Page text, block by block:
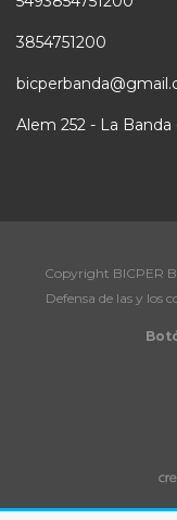
3854751200
Alem 252 - La
Copyright BICPER
Defensa de las y los